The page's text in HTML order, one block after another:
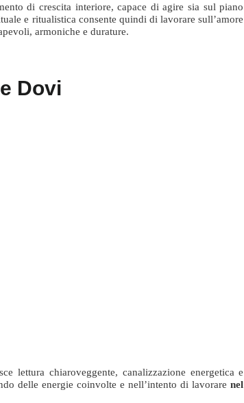
di crescita interiore, capace di agire sia sul piano
e ritualistica consente quindi di lavorare sull’amore
armoniche e durature.
Dovi
lettura chiaroveggente, canalizzazione energetica e
delle energie coinvolte e nell’intento di lavorarenel